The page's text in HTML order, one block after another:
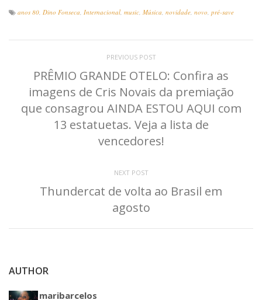
anos 80, Dino Fonseca, Internacional, music, Música, novidade, novo, pré-save
PREVIOUS POST
PRÊMIO GRANDE OTELO: Confira as
imagens de Cris Novais da premiação
que consagrou AINDA ESTOU AQUI com
13 estatuetas. Veja a lista de
vencedores!
NEXT POST
Thundercat de volta ao Brasil em
agosto
AUTHOR
maribarcelos